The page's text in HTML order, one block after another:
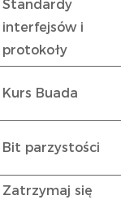
Standardy
interfejsów i
protokoły
Kurs Buada
Bit parzystości
Zatrzymaj się